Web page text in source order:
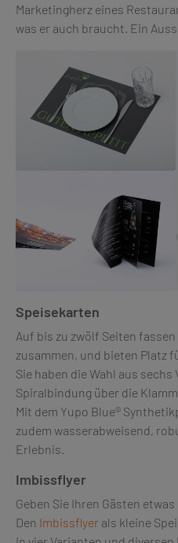
Marketingherz eines
was er auch braucht. Ein
Speisekarten
Auf bis zu zwölf Seiten
zusammen, und bieten Platz
Sie haben die Wahl aus sechs
Spiralbindung über die
Mit dem Yupo Blue®
zudem wasserabweisend,
Erlebnis.
Imbissflyer
Geben Sie Ihren Gästen
Den Imbissflyer als kleine